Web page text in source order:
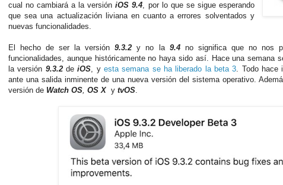
cual no cambiará a la versióniOS 9.4, por lo que se sigue esperando
que sea una actualización liviana en cuanto a errores solventados y
nuevas funcionalidades.
El hecho de ser la versión9.3.2 y no la 9.4no significa que no nos
funcionalidades, aunque históricamente no haya sido así. Hace una semana
la versión 9.3.2deiOS, yesta semana se ha liberado la beta 3. Todo hace
ante una salida inminente de una nueva versión del sistema operativo.
versión de Watch OS, OS X y tvOS.